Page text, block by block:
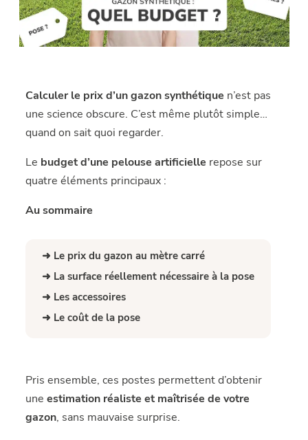
Calculer le prix d’un gazon synthétique n’est pas
une science obscure. C’est même plutôt simple…
quand on sait quoi regarder.
Le budget d’une pelouse artificielle repose sur
quatre éléments principaux :
Au sommaire
➜ Le prix du gazon au mètre carré
➜ La surface réellement nécessaire à la pose
➜ Les accessoires
➜ Le coût de la pose
Pris ensemble, ces postes permettent d’obtenir
uneestimation réaliste et maîtrisée de votre
gazon, sans mauvaise surprise.